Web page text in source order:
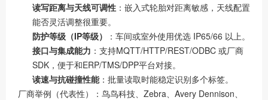
读写距离与天线可调性 ：嵌入式轮胎对距离敏感，天线配置
能否灵活调整很重要。
防护等级（IP等级）
：车间或室外使用优选 IP65/66 以上。
接口与集成能力 ：支持MQTT/HTTP/REST/ODBC 或厂商
SDK，便于和ERP/TMS/DPP平台对接。
读速与抗碰撞性能：批量读取时能稳定识别多个标签。
厂商举例（代表性）： 鸟鸟科技、 Zebra、Avery Dennison、